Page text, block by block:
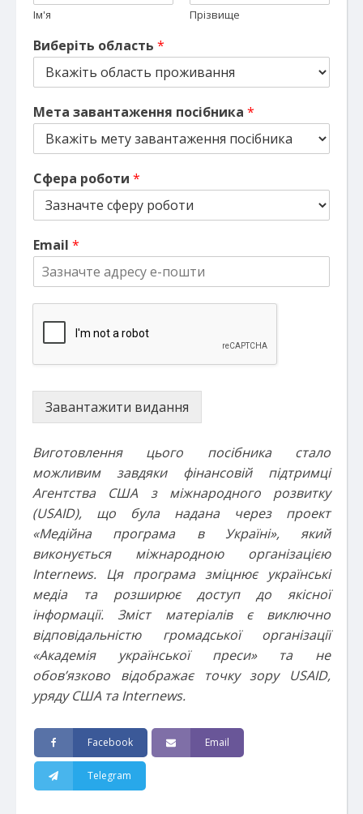
Ім'я Прізвище
Виберіть область *
Мета завантаження посібника *
Сфера роботи *
Email *
Завантажити видання
Виготовлення цього посібника стало
можливим завдяки фінансовій підтримці
Агентства США з міжнародного розвитку
(USAID), що була надана через проект
«Медійна програма в Україні», який
виконується міжнародною організацією
Internews. Ця програма зміцнює українські
медіа та розширює доступ до якісної
інформації. Зміст матеріалів є виключно
відповідальністю громадської організації
«Академія української преси» та не
обов’язково відображає точку зору USAID,
уряду США та Internews.
Facebook Email
Telegram